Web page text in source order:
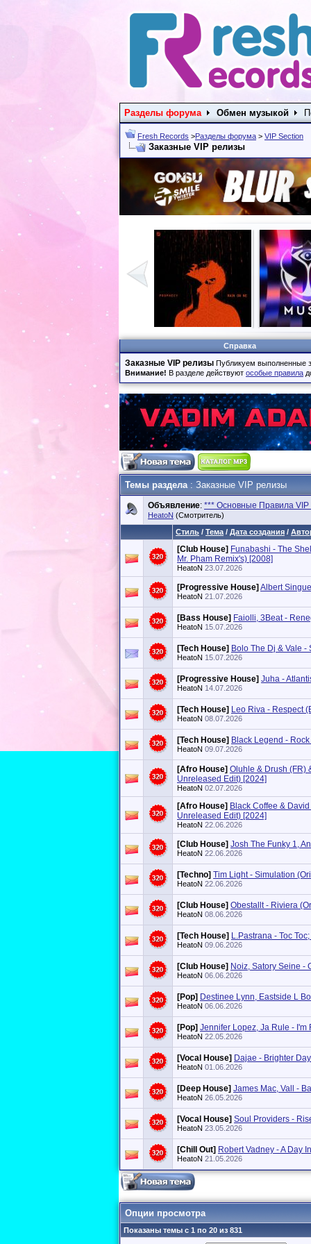
Разделы форума Обмен музыкой
Fresh Records >Разделы форума > VIP Section
Заказные VIP релизы
Справка
Заказные VIP релизы Публикуем выполненные
Внимание! В разделе действуют особые правила
Темы раздела : Заказные VIP релизы
Объявление: *** Основные Правила VIP
HeatoN (Смотритель)
Стиль / Тема / Дата создания /
[Club House] Funabashi - The
Mr. Pham Remix's) [2008]
HeatoN 23.07.2026
[Progressive House]Albert
HeatoN 21.07.2026
[Bass House] Faiolli, 3Beat -
HeatoN 15.07.2026
[Tech House] Bolo The Dj & Vale -
HeatoN 15.07.2026
[Progressive House] Juha -
HeatoN 14.07.2026
[Tech House] Leo Riva - Respect
HeatoN 08.07.2026
[Tech House] Black Legend -
HeatoN 09.07.2026
[Afro House] Oluhle & Drush (FR)
Unreleased Edit) [2024]
HeatoN 02.07.2026
[Afro House] Black Coffee &
Unreleased Edit) [2024]
HeatoN 22.06.2026
[Club House] Josh The Funky 1,
HeatoN 22.06.2026
[Techno] Tim Light - Simulation
HeatoN 22.06.2026
[Club House] Obestallt - Riviera
HeatoN 08.06.2026
[Tech House] L.Pastrana - Toc
HeatoN 09.06.2026
[Club House] Noiz, Satory Seine -
HeatoN 06.06.2026
[Pop] Destinee Lynn, Eastside L
HeatoN 06.06.2026
[Pop] Jennifer Lopez, Ja Rule - I'm
HeatoN 22.05.2026
[Vocal House] Dajae - Brighter
HeatoN 01.06.2026
[Deep House] James Mac, Vall -
HeatoN 26.05.2026
[Vocal House] Soul Providers -
HeatoN 23.05.2026
[Chill Out] Robert Vadney - A Day
HeatoN 21.05.2026
Опции просмотра
Показаны темы с 1 по 20 из 831